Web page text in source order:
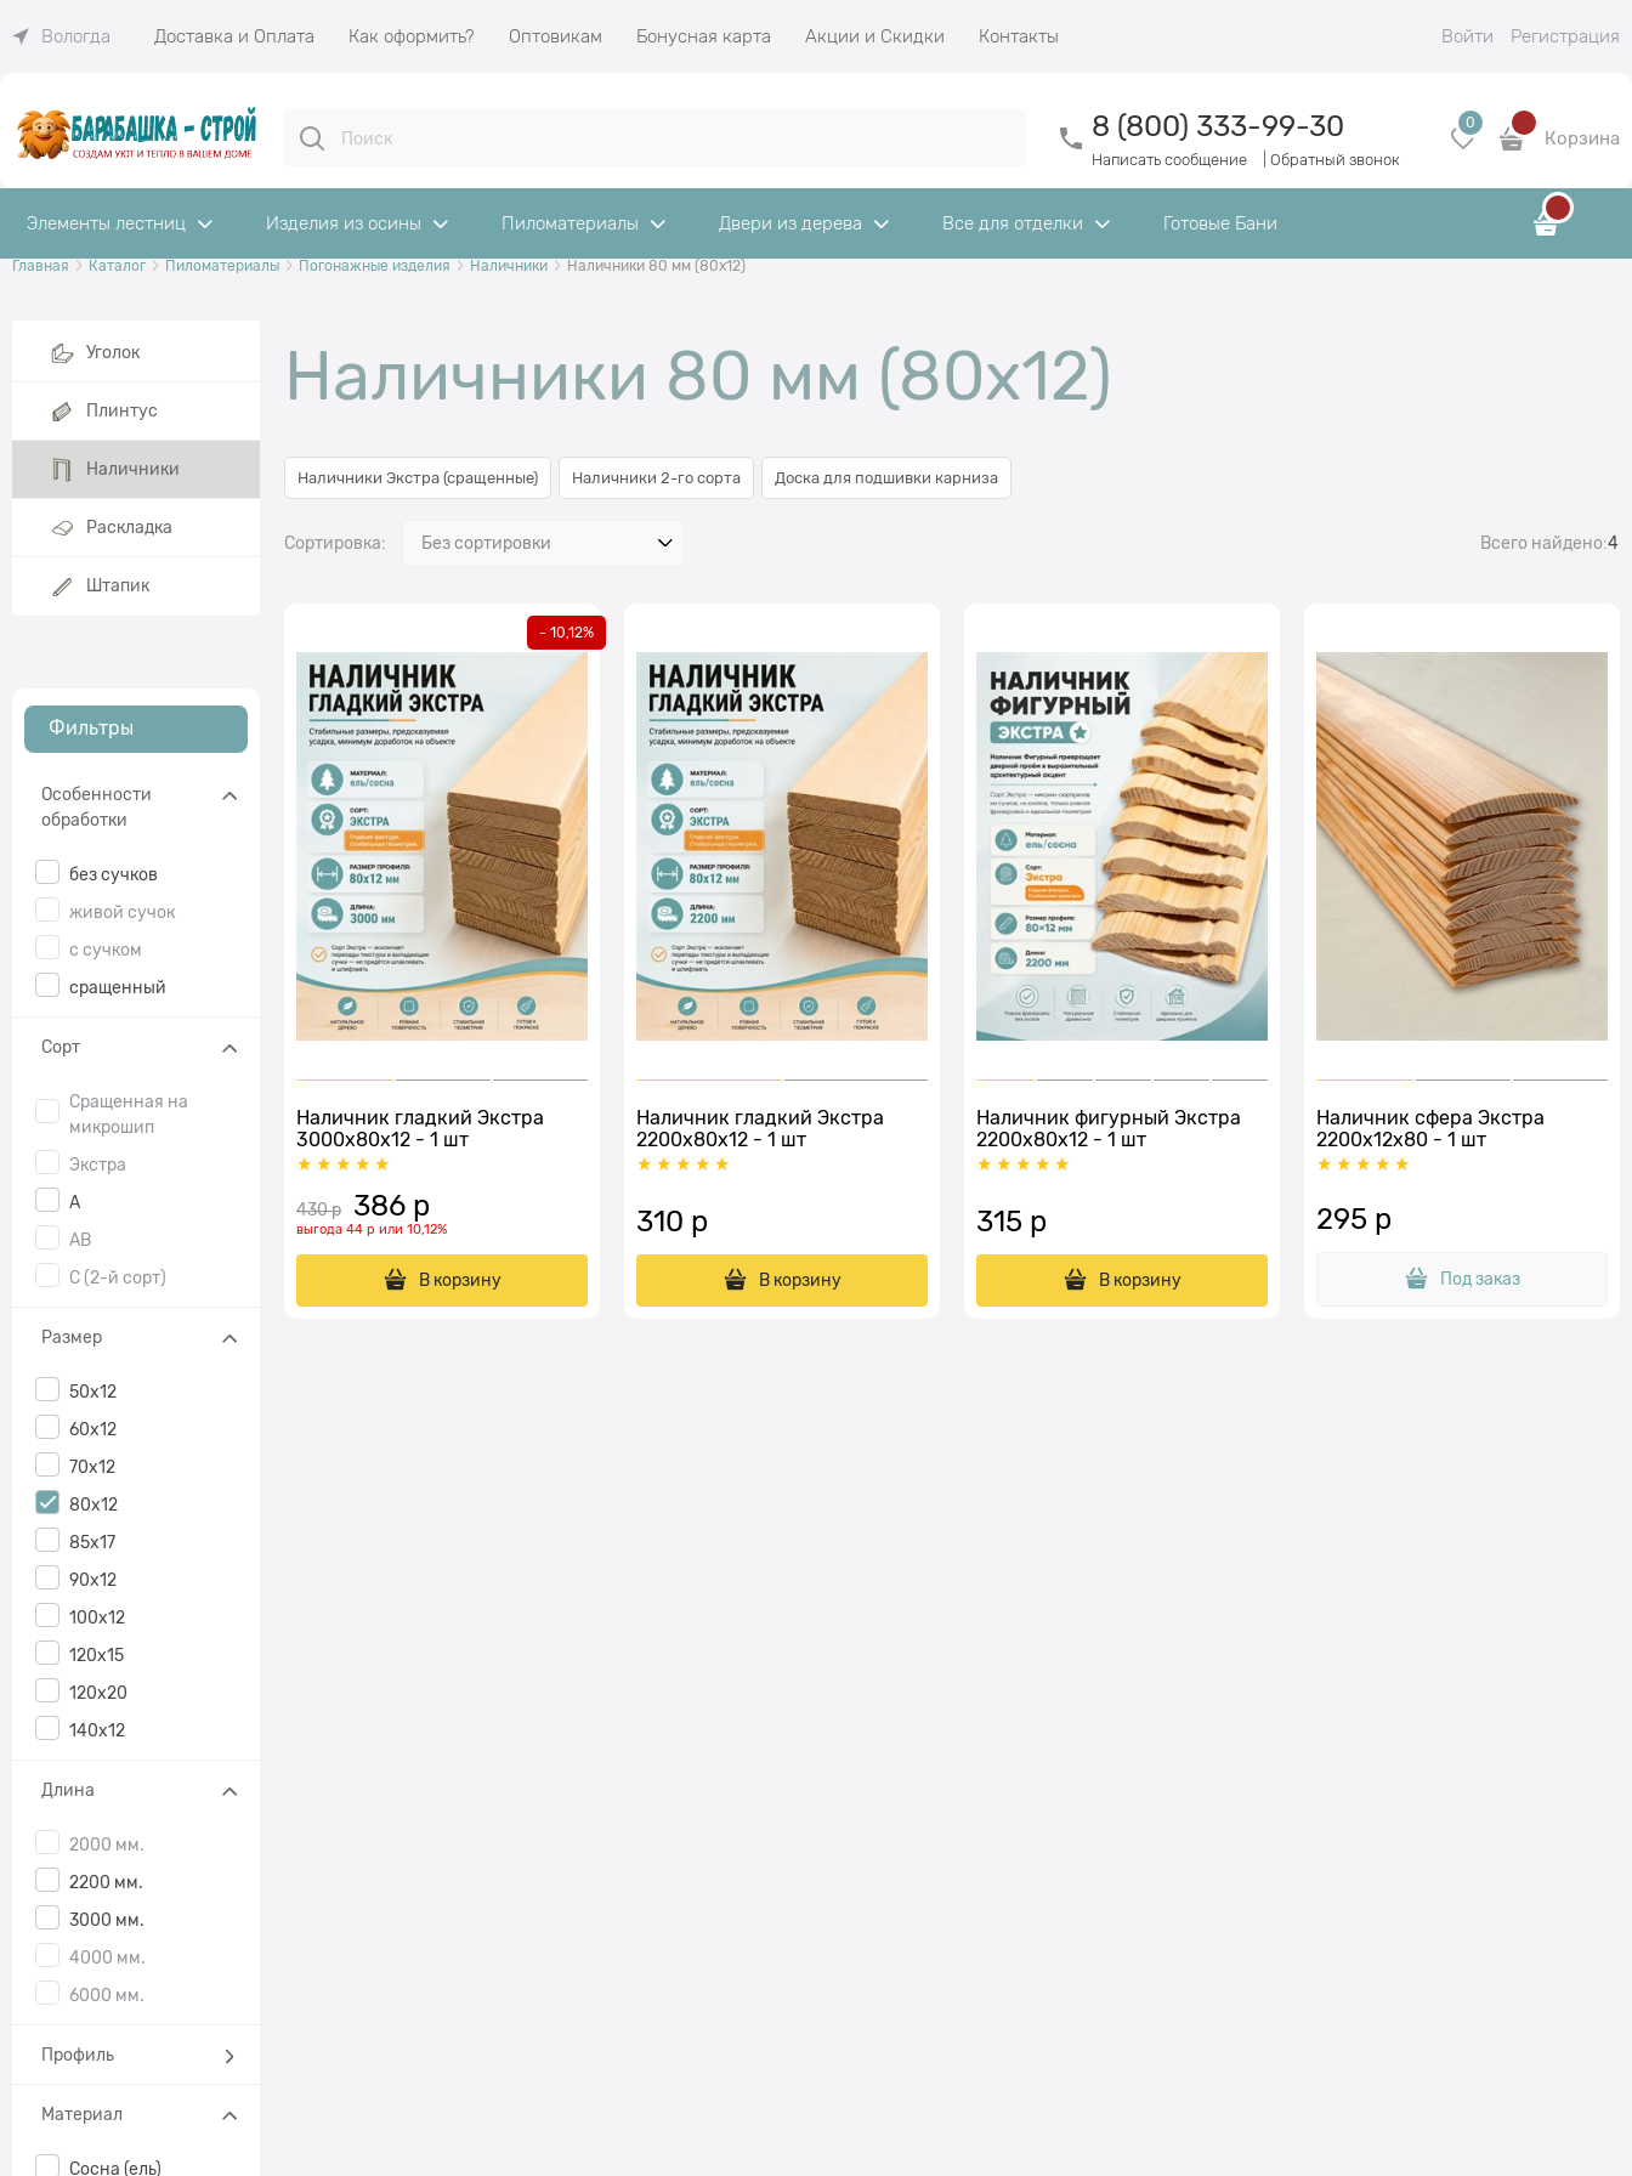
Вологда Доставка и Оплата Как оформить? Оптовикам Бонусная карта Акции и Скидки Контакты Войти Регистрация
8 (800) 333-99-30
Написать сообщение Обратный звонок
0
Корзина
Элементы лестниц Изделия из осины Пиломатериалы Двери из дерева Все для отделки Готовые Бани
Главная Каталог Пиломатериалы Погонажные изделия Наличники Наличники 80 мм (80х12)
Уголок
Плинтус
Наличники
Раскладка
Штапик
Фильтры
Особенности
обработки
без сучков
живой сучок
с сучком
сращенный
Сорт
Сращенная на
микрошип
Экстра
А
AB
С (2-й сорт)
Размер
50х12
60х12
70х12
80х12
85х17
90х12
100х12
120х15
120х20
140х12
Длина
2000 мм.
2200 мм.
3000 мм.
4000 мм.
6000 мм.
Профиль
Материал
Сосна (ель)
Наличники 80 мм (80х12)
Наличники Экстра (сращенные) Наличники 2-го сорта Доска для подшивки карниза
Сортировка: Всего найдено:4
Наличник гладкий Экстра
3000x80x12 - 1 шт
- 10,12%
430 р 386 р
выгода 44 р или 10,12%
В корзину
Наличник гладкий Экстра
2200x80x12 - 1 шт
310 р
В корзину
Наличник фигурный Экстра
2200x80x12 - 1 шт
315 р
В корзину
Наличник сфера Экстра
2200x12х80 - 1 шт
295 р
Под заказ